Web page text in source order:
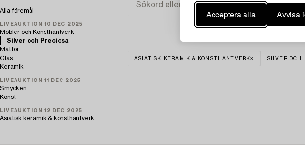
Acceptera alla Avvisa
Alla föremål
LIVEAUKTION 10 DEC 2025
Möbler och Konsthantverk
Silver och Preciosa
Mattor
Glas
Keramik
LIVEAUKTION 11 DEC 2025
Smycken
Konst
LIVEAUKTION 12 DEC 2025
Asiatisk keramik & konsthantverk
ASIATISK KERAMIK & KONSTHANTVERK SILVER OCH